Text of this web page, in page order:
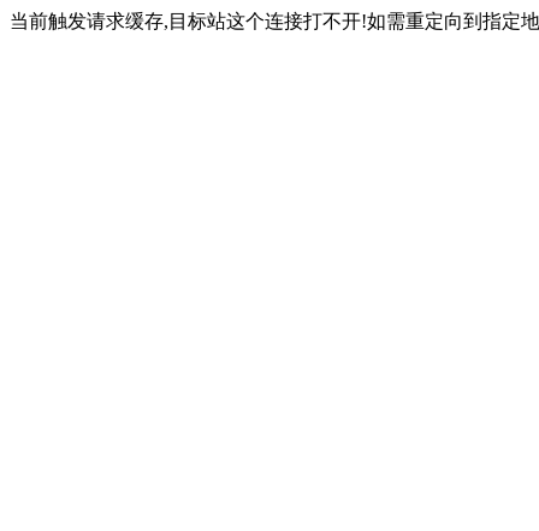
当前触发请求缓存,目标站这个连接打不开!如需重定向到指定